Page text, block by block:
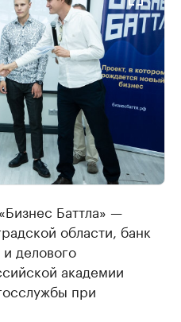
Баттла» —
области, банк
делового
академии
при